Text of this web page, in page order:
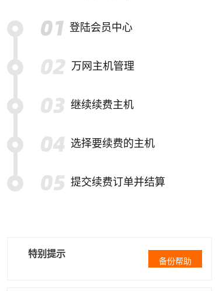
登陆会员中心
万网主机管理
继续续费主机
选择要续费的主机
提交续费订单并结算
特别提示
备份帮助